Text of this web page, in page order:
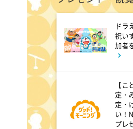
よる 11:45
名探偵のまま
0:45
キッチンカー
ドラ
祝い
加者
【
定・
定・
い！
プレ